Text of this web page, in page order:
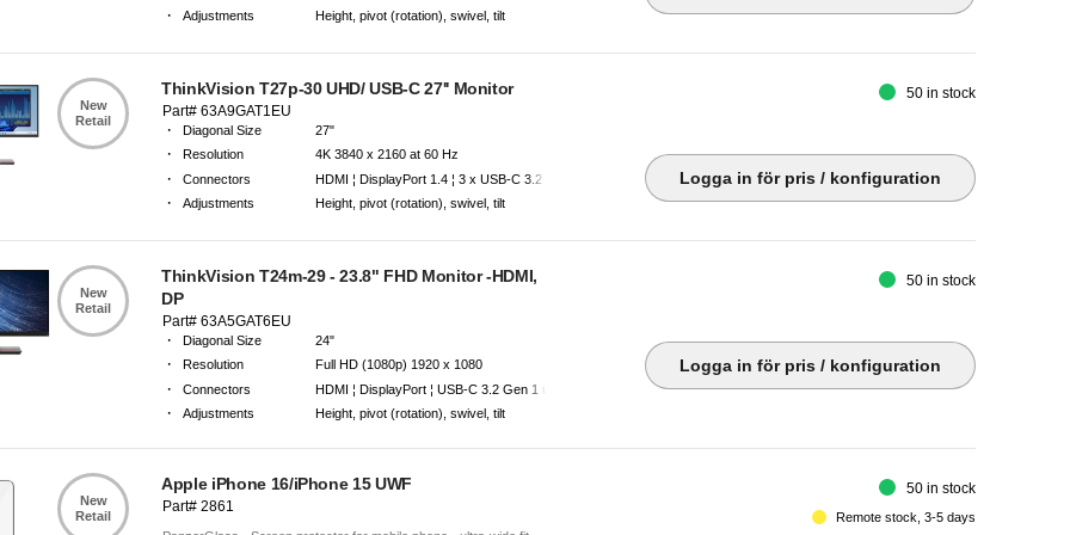
· Adjustments Height, pivot (rotation), swivel, tilt
New
Retail
ThinkVision T27p-30 UHD/ USB-C 27'' Monitor
Part# 63A9GAT1EU
· Diagonal Size 27"
· Resolution 4K 3840 x 2160 at 60 Hz
· Connectors HDMI ¦ DisplayPort 1.4 ¦ 3 x USB-C 3.2 Gen 1 downstream (Type A) ¦ USB-C 3.2 Gen 1 downstream (BC 1.2) ¦ Audio line-out ¦
· Adjustments Height, pivot (rotation), swivel, tilt
50 in stock
Logga in för pris / konfiguration
New
Retail
ThinkVision T24m-29 - 23.8" FHD Monitor -HDMI,
DP
Part# 63A5GAT6EU
· Diagonal Size 24"
· Resolution Full HD (1080p) 1920 x 1080
· Connectors HDMI ¦ DisplayPort ¦ USB-C 3.2 Gen 1 upstream/DisplayPort 1.2 Alt Mode ¦ 4 x USB 3.2 Gen 1 downstream ¦ Audio line-out ¦ LAN
· Adjustments Height, pivot (rotation), swivel, tilt
50 in stock
Logga in för pris / konfiguration
New
Retail
Apple iPhone 16/iPhone 15 UWF
Part# 2861
50 in stock
Remote stock, 3-5 days